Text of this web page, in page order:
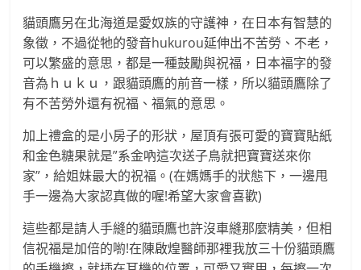
貓頭鷹另在北海道是愛奴族的守護神，在日本有智慧的
象徵，不過從牠的發音hukurou延伸出不苦勞、不老，
可以繁盛的意思，都是一種鼓勵與祝福，日本福字的發
音為ｈｕｋｕ，跟貓頭鷹的前音一樣，所以貓頭鷹除了
有不苦勞外還有祝福、福氣的意思。
加上禮盒的是小房子的形狀，屋頂有張可愛的寶寶貼紙
和金色糖果就是”系金吶這次送子鳥就把寶寶送來你
家”，給姐妹最大的祝福。(在媽媽手的狀態下，一邊甩
手一邊為大家認真做的喔!希望大家會喜歡)
這些都是請人手縫的貓頭鷹也許沒車縫那麼精美，但相
信祝福是加倍的喲!在陳啟煌醫師那裡我放三十份貓頭鷹